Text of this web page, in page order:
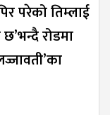
परेको तिम्लाई
रोडमा